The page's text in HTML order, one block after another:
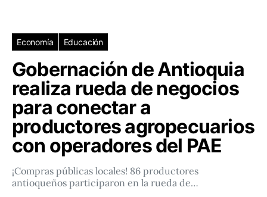
Economía Educación
Gobernación de Antioquia
realiza rueda de negocios
para conectar a
productores agropecuarios
con operadores del PAE
¡Compras públicas locales! 86 productores
antioqueños participaron en la rueda de…